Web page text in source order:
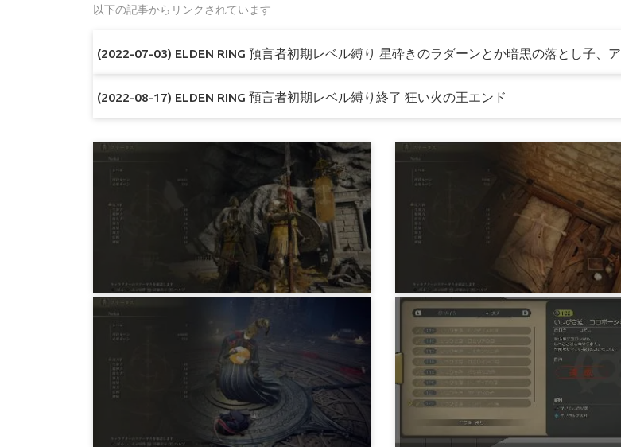
以下の記事からリンクされています
(2022-07-03) ELDEN RING 預言者初期レベル縛り 星砕きのラダーンとか暗黒の落とし子、
(2022-08-17) ELDEN RING 預言者初期レベル縛り終了 狂い火の王エンド
ELDEN RING 預言者初期レベル縛り 星
砕きのラダーンとか暗黒の落とし子、
アステールとか
4年前
ゲーム
ELDEN RING 預言者初期レベル縛
ィアの英雄、英雄のガーゴイル
らいの大蛇とか